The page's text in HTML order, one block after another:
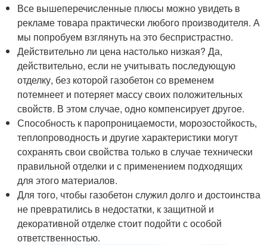
Все вышеперечисленные плюсы можно увидеть в
рекламе товара практически любого производителя. А
мы попробуем взглянуть на это беспристрастно.
Действительно ли цена настолько низкая? Да,
действительно, если не учитывать последующую
отделку, без которой газобетон со временем
потемнеет и потеряет массу своих положительных
свойств. В этом случае, одно компенсирует другое.
Способность к паропроницаемости, морозостойкость,
теплопроводность и другие характеристики могут
сохранять свои свойства только в случае технически
правильной отделки и с применением подходящих
для этого материалов.
Для того, чтобы газобетон служил долго и достоинства
не превратились в недостатки, к защитной и
декоративной отделке стоит подойти с особой
ответственностью.